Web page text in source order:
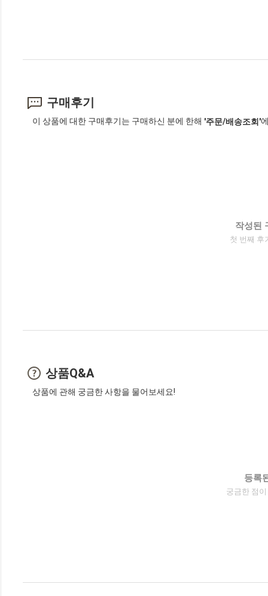
구매후기
이 상품에 대한 구매후기는 구매하신 분에 한해 '주문/배송조회'
작성된
첫 번째 후
상품Q&A
상품에 관해 궁금한 사항을 물어보세요!
등록
궁금한 점